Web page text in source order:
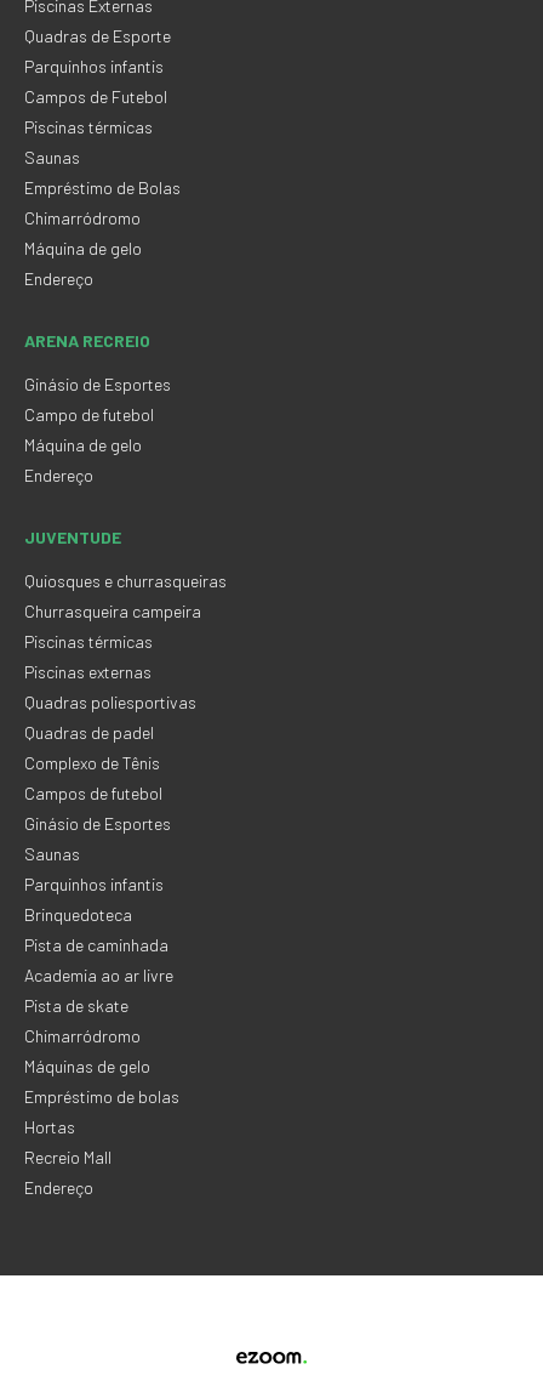
Piscinas Externas
Quadras de Esporte
Parquinhos infantis
Campos de Futebol
Piscinas térmicas
Saunas
Empréstimo de Bolas
Chimarródromo
Máquina de gelo
Endereço
ARENA RECREIO
Ginásio de Esportes
Campo de futebol
Máquina de gelo
Endereço
JUVENTUDE
Quiosques e churrasqueiras
Churrasqueira campeira
Piscinas térmicas
Piscinas externas
Quadras poliesportivas
Quadras de padel
Complexo de Tênis
Campos de futebol
Ginásio de Esportes
Saunas
Parquinhos infantis
Brinquedoteca
Pista de caminhada
Academia ao ar livre
Pista de skate
Chimarródromo
Máquinas de gelo
Empréstimo de bolas
Hortas
Recreio Mall
Endereço